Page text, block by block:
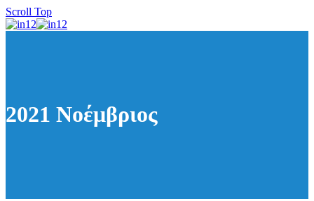
Scroll Top
2021 Νοέμβριος